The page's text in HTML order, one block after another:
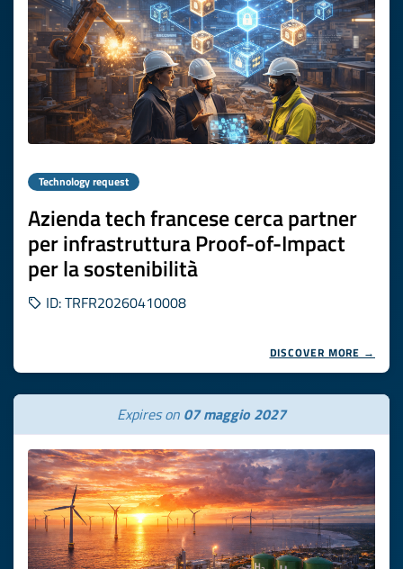
Technology request
Azienda tech francese cerca partner
per infrastruttura Proof-of-Impact
per la sostenibilità
ID: TRFR20260410008
DISCOVER MORE →
Expires on 07 maggio 2027